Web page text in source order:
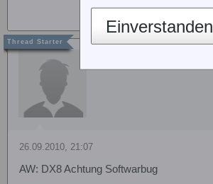
26.09.2010, 21:07
AW: DX8 Achtung Softwarbug
Einverstanden